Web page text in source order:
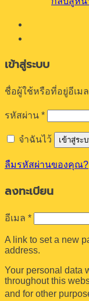
เข้าสู่ระบบ
ชื่อผู้ใช้หรือที่อยู่อีเมล
รหัสผ่าน *ต้องการ
จำฉันไว้ เข้าสู่ระ
ลืมรหัสผ่านของคุณ?
ลงทะเบียน
อีเมล *ต้องการ
A link to set a new
address.
Your personal data
throughout this
and for other